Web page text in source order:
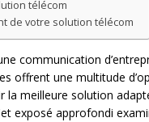
télécom
de votre solution télécom
communication
offrent une multitude
meilleure solution
exposé approfondi